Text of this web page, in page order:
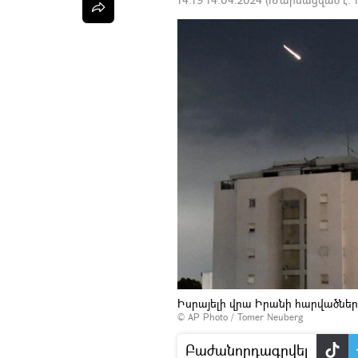
Իսրայելի վրա Իրանի
© AP Photo / Tomer Neuberg
Բաժանորդագրվել